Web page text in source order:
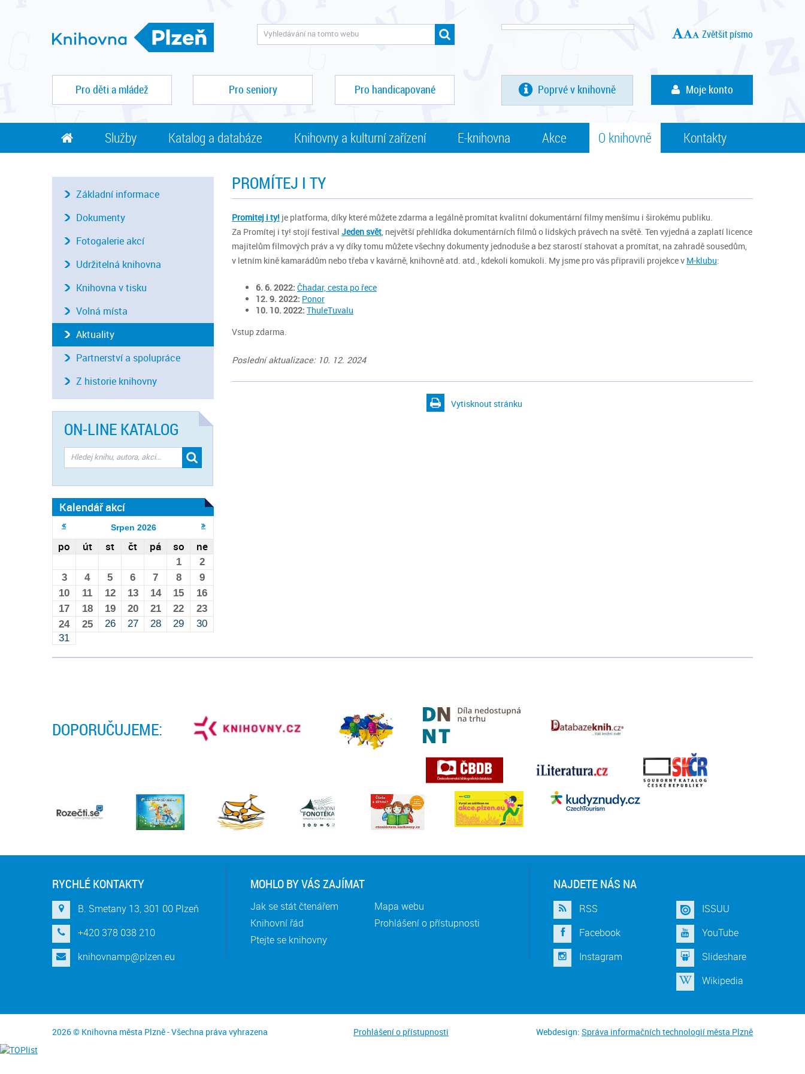
Zvětšit písmo
Pro děti a mládež Pro seniory Pro handicapované Poprvé v knihovně Moje konto
Služby Katalog a databáze Knihovny a kulturní zařízení E-knihovna Akce O knihovně Kontakty
PROMÍTEJ I TY
Promitej i ty! je platforma, díky které můžete zdarma a legálně promítat kvalitní dokumentární filmy menšímu i širokému publiku.
Za Promítej i ty! stojí festival Jeden svět, největší přehlídka dokumentárních filmů o lidských právech na světě. Ten vyjedná a zaplatí licence
majitelům filmových práv a vy díky tomu můžete všechny dokumenty jednoduše a bez starostí stahovat a promítat, na zahradě sousedům,
v letním kině kamarádům nebo třeba v kavárně, knihovně atd. atd., kdekoli komukoli. My jsme pro vás připravili projekce v M-klubu:
6. 6. 2022: Čhadar, cesta po řece
12. 9. 2022: Ponor
10. 10. 2022: ThuleTuvalu
Vstup zdarma.
Poslední aktualizace: 10. 12. 2024
Vytisknout stránku
Základní informace
Dokumenty
Fotogalerie akcí
Udržitelná knihovna
Knihovna v tisku
Volná místa
Aktuality
Partnerství a spolupráce
Z historie knihovny
ON-LINE KATALOG
Kalendář akcí
Srpen 2026
po út st čt pá so ne
1
2
3
4 5 6 7 8
9
10
11 12 13 14 15
16
17
18 19 20 21 22
23
24
25 26 27 28 29
30
31
DOPORUČUJEME:
RYCHLÉ KONTAKTY
B. Smetany 13, 301 00 Plzeň
+420 378 038 210
knihovnamp@plzen.eu
MOHLO BY VÁS ZAJÍMAT
Jak se stát čtenářem
Knihovní řád
Ptejte se knihovny
Mapa webu
Prohlášení o přístupnosti
NAJDETE NÁS NA
RSS
Facebook
Instagram
ISSUU
YouTube
Slideshare
Wikipedia
2026 © Knihovna města Plzně - Všechna práva vyhrazena Prohlášení o přístupnosti Webdesign: Správa informačních technologií města Plzně